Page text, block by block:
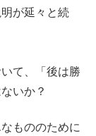
が延々と続
て、「後は勝
いか？
もののために